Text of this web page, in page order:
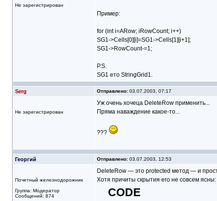
Не зарегистрирован
Пример:
for (int i=ARow; i RowCount; i++)
SG1->Cells[0][i]=SG1->Cells[1][i+1];
SG1->RowCount-=1;
P.S.
SG1 ето StringGrid1.
Serg Отправлено:03.07.2003, 07:17
Не зарегистрирован
Уж очень хочеца DeleteRow применить...
Пряма наваждение какое-то...
???
Георгий Отправлено:03.07.2003, 12:53
Почетный железнодорожник
Группа: Модератор
Сообщений: 874
DeleteRow — это protected метод — и
Хотя причиты скрытия его не совсем ясны:
CODE